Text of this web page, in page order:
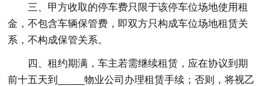
三、甲方收取的停车费只限于该停车位场地使用租
金，不包含车辆保管费，即双方只构成车位场地租赁关
系，不构成保管关系。
四、租约期满，车主若需继续租赁，应在协议到期
前十五天到_____物业公司办理租赁手续；否则，将视乙